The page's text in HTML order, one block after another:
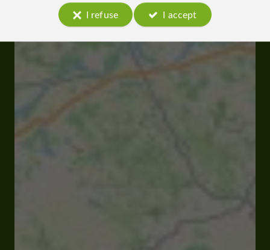
I refuse I accept